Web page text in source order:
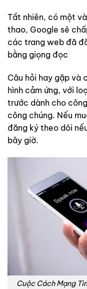
Tất nhiên, có một
thao, Google sẽ
các trang web đã
bằng giọng đọc
Câu hỏi hay gặp và
hình cảm ứng, với
trước dành cho
công chúng. Nếu
đăng ký theo dõi
bây giờ.
Cuộc Cách Mạng